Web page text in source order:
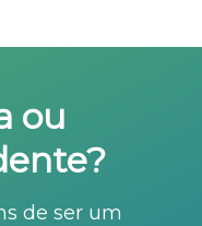
ou
de ser um